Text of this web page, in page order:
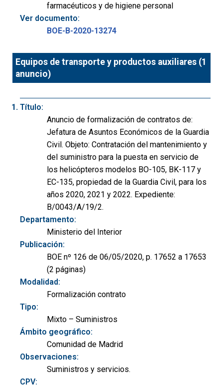
farmacéuticos y de higiene personal
Ver documento:
BOE-B-2020-13274
Equipos de transporte y productos auxiliares (1
anuncio)
Título:
Anuncio de formalización de contratos de:
Jefatura de Asuntos Económicos de la Guardia
Civil. Objeto: Contratación del mantenimiento y
del suministro para la puesta en servicio de
los helicópteros modelos BO-105, BK-117 y
EC-135, propiedad de la Guardia Civil, para los
años 2020, 2021 y 2022. Expediente:
B/0043/A/19/2.
Departamento:
Ministerio del Interior
Publicación:
BOE nº 126 de 06/05/2020, p. 17652 a 17653
(2 páginas)
Modalidad:
Formalización contrato
Tipo:
Mixto – Suministros
Ámbito geográfico:
Comunidad de Madrid
Observaciones:
Suministros y servicios.
CPV: